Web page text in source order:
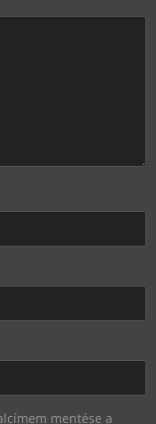
mentése a